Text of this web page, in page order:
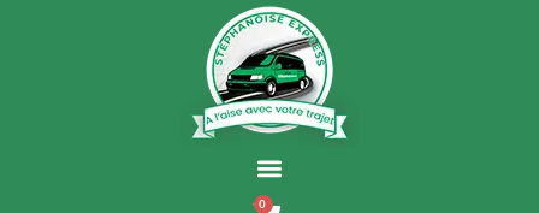
0